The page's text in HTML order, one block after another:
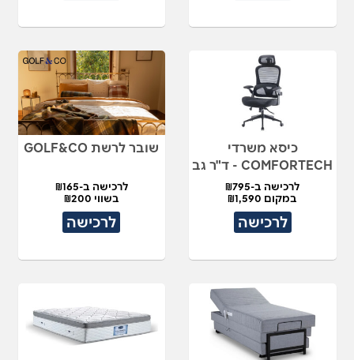
כיסא משרדי
COMFORTECH - ד"ר גב
לרכישה ב-₪795
במקום ₪1,590
לרכישה
שובר לרשת GOLF&CO
לרכישה ב-₪165
בשווי ₪200
לרכישה